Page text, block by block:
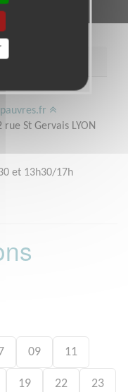
St Gervais LYON
et 13h30/17h
09 11
19 22 23